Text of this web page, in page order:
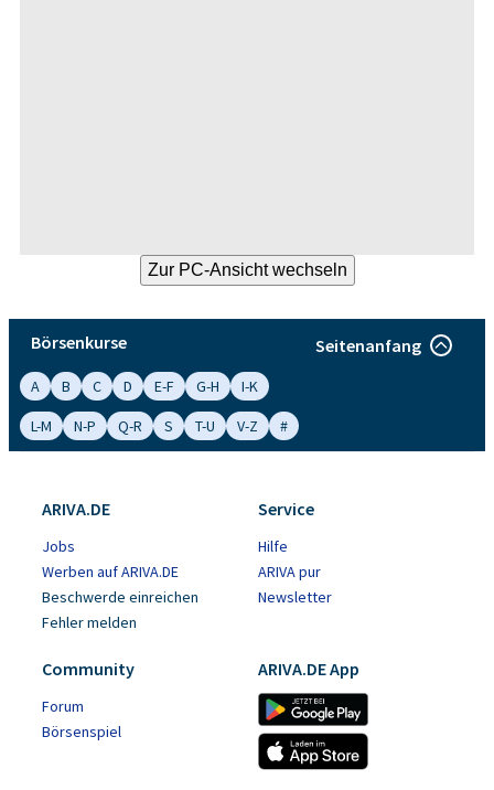
Börsenkurse Seitenanfang
A B C D E-F G-H
I-K
L-M
N-P Q-R S T-U V-Z #
ARIVA.DE
Jobs
Werben auf ARIVA.DE
Beschwerde einreichen
Fehler melden
Service
Hilfe
ARIVA pur
Newsletter
Community
Forum
Börsenspiel
ARIVA.DE App